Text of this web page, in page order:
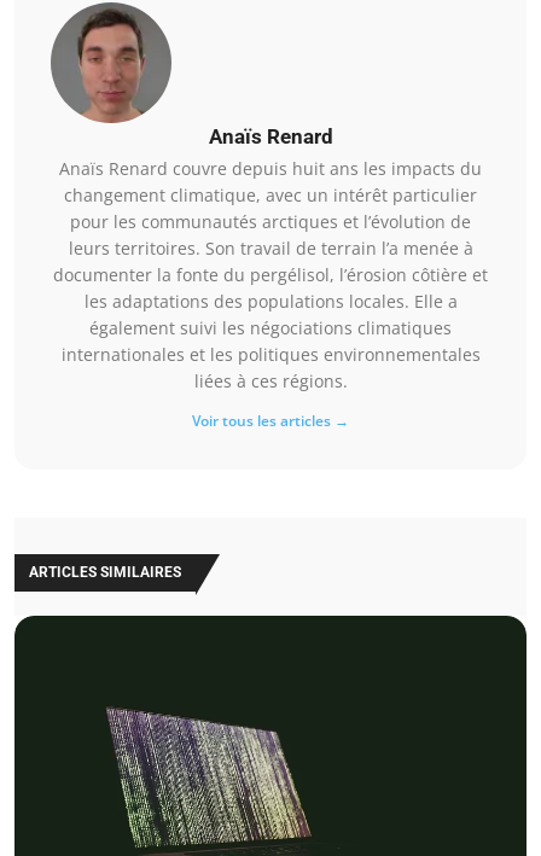
Anaïs Renard
Anaïs Renard couvre depuis huit ans les impacts du
changement climatique, avec un intérêt particulier
pour les communautés arctiques et l’évolution de
leurs territoires. Son travail de terrain l’a menée à
documenter la fonte du pergélisol, l’érosion côtière et
les adaptations des populations locales. Elle a
également suivi les négociations climatiques
internationales et les politiques environnementales
liées à ces régions.
Voir tous les articles →
ARTICLES SIMILAIRES